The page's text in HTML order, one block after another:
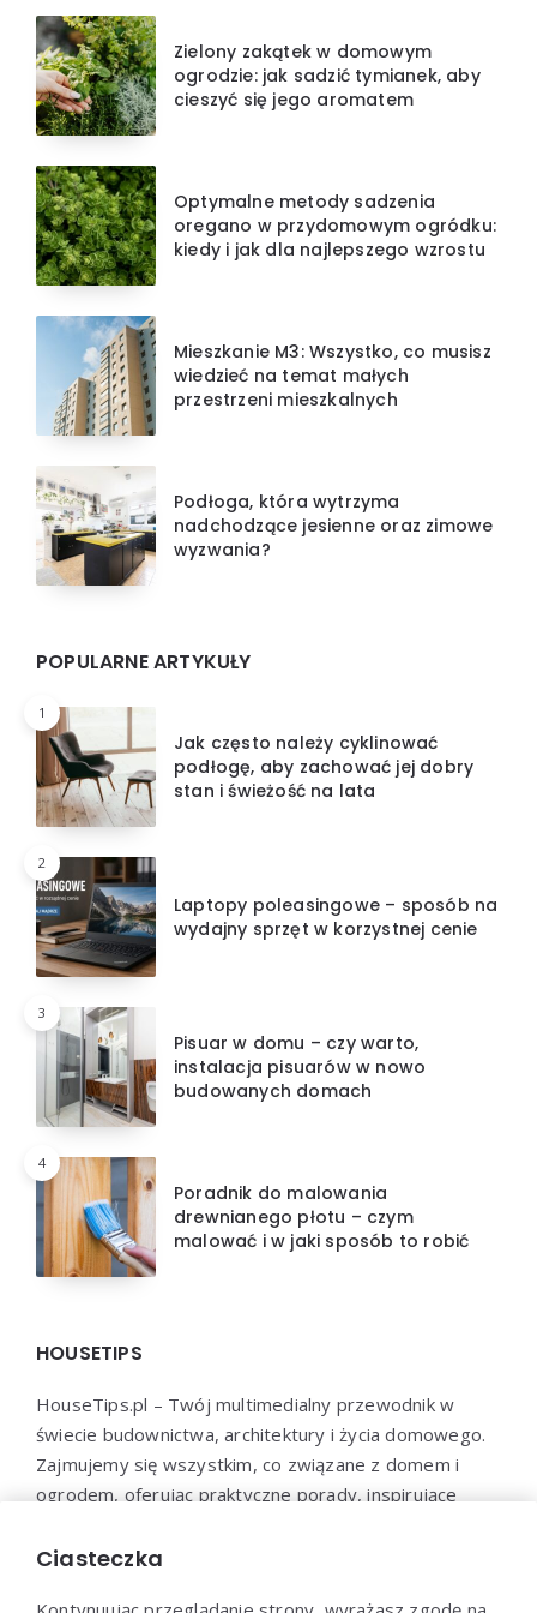
Zielony zakątek w domowym
ogrodzie: jak sadzić tymianek, aby
cieszyć się jego aromatem
Optymalne metody sadzenia
oregano w przydomowym ogródku:
kiedy i jak dla najlepszego wzrostu
Mieszkanie M3: Wszystko, co musisz
wiedzieć na temat małych
przestrzeni mieszkalnych
Podłoga, która wytrzyma
nadchodzące jesienne oraz zimowe
wyzwania?
POPULARNE ARTYKUŁY
1
Jak często należy cyklinować
podłogę, aby zachować jej dobry
stan i świeżość na lata
2
Laptopy poleasingowe – sposób na
wydajny sprzęt w korzystnej cenie
3
Pisuar w domu – czy warto,
instalacja pisuarów w nowo
budowanych domach
4
Poradnik do malowania
drewnianego płotu – czym
malować i w jaki sposób to robić
HOUSETIPS
HouseTips.pl – Twój multimedialny przewodnik w
świecie budownictwa, architektury i życia domowego.
Zajmujemy się wszystkim, co związane z domem i
ogrodem, oferując praktyczne porady, inspirujące
konsultacje. HouseTips.pl to miejsce, gdzie marzenia o
Ciasteczka